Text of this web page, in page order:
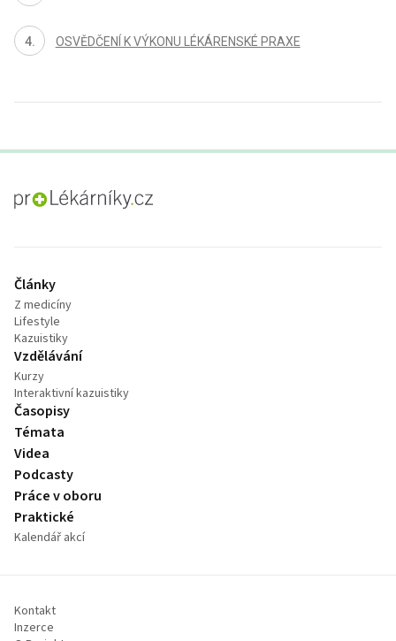
OSVĚDČENÍ K VÝKONU LÉKÁRENSKÉ PRAXE
proLékaře.cz
Články
Z medicíny
Lifestyle
Kazuistiky
Vzdělávání
Kurzy
Interaktivní kazuistiky
Časopisy
Témata
Videa
Podcasty
Práce v oboru
Praktické
Kalendář akcí
Kontakt
Inzerce